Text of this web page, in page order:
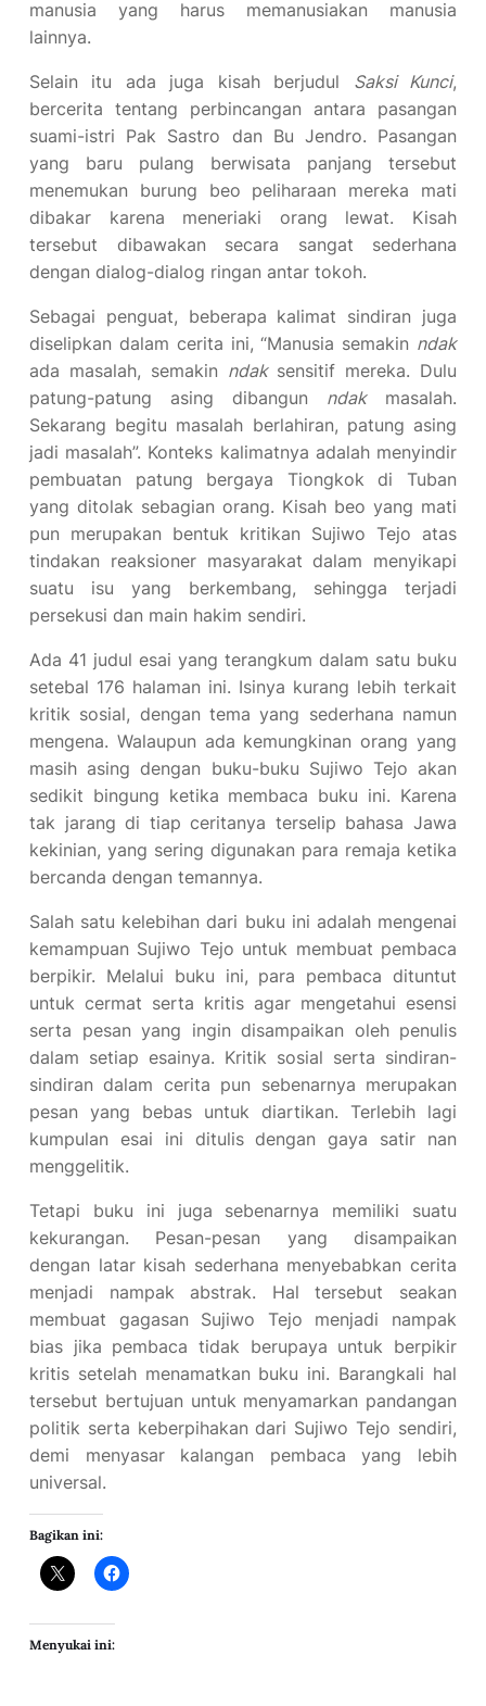
manusia yang harus memanusiakan manusia
lainnya.
Selain itu ada juga kisah berjudul Saksi Kunci,
bercerita tentang perbincangan antara pasangan
suami-istri Pak Sastro dan Bu Jendro. Pasangan
yang baru pulang berwisata panjang tersebut
menemukan burung beo peliharaan mereka mati
dibakar karena meneriaki orang lewat. Kisah
tersebut dibawakan secara sangat sederhana
dengan dialog-dialog ringan antar tokoh.
Sebagai penguat, beberapa kalimat sindiran juga
diselipkan dalam cerita ini, “Manusia semakin ndak
ada masalah, semakin ndaksensitif mereka. Dulu
patung-patung asing dibangun ndakmasalah.
Sekarang begitu masalah berlahiran, patung asing
jadi masalah”. Konteks kalimatnya adalah menyindir
pembuatan patung bergaya Tiongkok di Tuban
yang ditolak sebagian orang. Kisah beo yang mati
pun merupakan bentuk kritikan Sujiwo Tejo atas
tindakan reaksioner masyarakat dalam menyikapi
suatu isu yang berkembang, sehingga terjadi
persekusi dan main hakim sendiri.
Ada 41 judul esai yang terangkum dalam satu buku
setebal 176 halaman ini. Isinya kurang lebih terkait
kritik sosial, dengan tema yang sederhana namun
mengena. Walaupun ada kemungkinan orang yang
masih asing dengan buku-buku Sujiwo Tejo akan
sedikit bingung ketika membaca buku ini. Karena
tak jarang di tiap ceritanya terselip bahasa Jawa
kekinian, yang sering digunakan para remaja ketika
bercanda dengan temannya.
Salah satu kelebihan dari buku ini adalah mengenai
kemampuan Sujiwo Tejo untuk membuat pembaca
berpikir. Melalui buku ini, para pembaca dituntut
untuk cermat serta kritis agar mengetahui esensi
serta pesan yang ingin disampaikan oleh penulis
dalam setiap esainya. Kritik sosial serta sindiran-
sindiran dalam cerita pun sebenarnya merupakan
pesan yang bebas untuk diartikan. Terlebih lagi
kumpulan esai ini ditulis dengan gaya satir nan
menggelitik.
Tetapi buku ini juga sebenarnya memiliki suatu
kekurangan. Pesan-pesan yang disampaikan
dengan latar kisah sederhana menyebabkan cerita
menjadi nampak abstrak. Hal tersebut seakan
membuat gagasan Sujiwo Tejo menjadi nampak
bias jika pembaca tidak berupaya untuk berpikir
kritis setelah menamatkan buku ini. Barangkali hal
tersebut bertujuan untuk menyamarkan pandangan
politik serta keberpihakan dari Sujiwo Tejo sendiri,
demi menyasar kalangan pembaca yang lebih
universal.
Bagikan ini:
Menyukai ini: